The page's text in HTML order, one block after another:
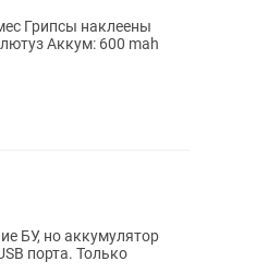
Аккум: 600 mah
БУ, но аккумулятор
порта. Только